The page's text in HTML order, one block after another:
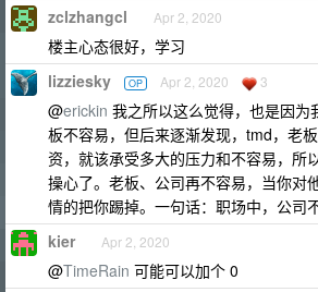
zclzhangcl Apr 2, 2020
楼主心态很好，学习
lizziesky OP Apr 2, 2020 3
@erickin 我之所以这么觉得，也是因为
板不容易，但后来逐渐发现，tmd，老
资，就该承受多大的压力和不容易，所
操心了。老板、公司再不容易，当你对
情的把你踢掉。一句话：职场中，公司
kier Apr 2, 2020
@TimeRain 可能可以加个 0